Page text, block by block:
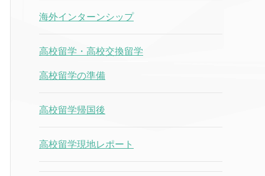
海外インターンシップ
高校留学・高校交換留学
高校留学の準備
高校留学帰国後
高校留学現地レポート